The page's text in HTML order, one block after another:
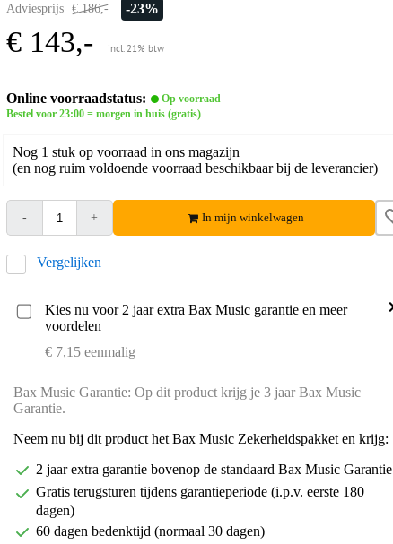
Adviesprijs € 186,- -23%
€ 143,- incl. 21% btw
Online voorraadstatus:
Op voorraad
Bestel voor 23:00 = morgen in huis (gratis)
Nog 1 stuk op voorraad in ons magazijn
(en nog ruim voldoende voorraad beschikbaar bij de leverancier)
- + In mijn winkelwagen
Vergelijken
Kies nu voor 2 jaar extra Bax Music garantie en meer
voordelen
€ 7,15 eenmalig
Bax Music Garantie: Op dit product krijg je 3 jaar Bax Music
Garantie.
Neem nu bij dit product het Bax Music Zekerheidspakket en krijg:
2 jaar extra garantie bovenop de standaard Bax Music Garantie
Gratis terugsturen tijdens garantieperiode (i.p.v. eerste 180
dagen)
60 dagen bedenktijd (normaal 30 dagen)